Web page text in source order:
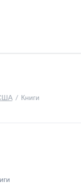
Книги